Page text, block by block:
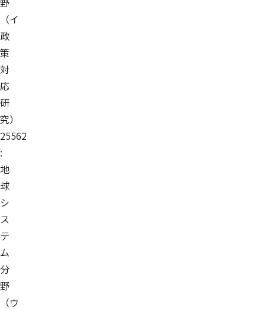
（イ
政
策
対
応
研
究）
25562
:
地
球
シ
ス
テ
ム
分
野
（ウ